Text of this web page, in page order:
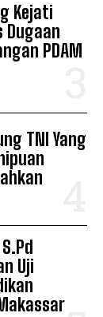
Kejati
Dugaan
PDAM
TNI Yang
Uji